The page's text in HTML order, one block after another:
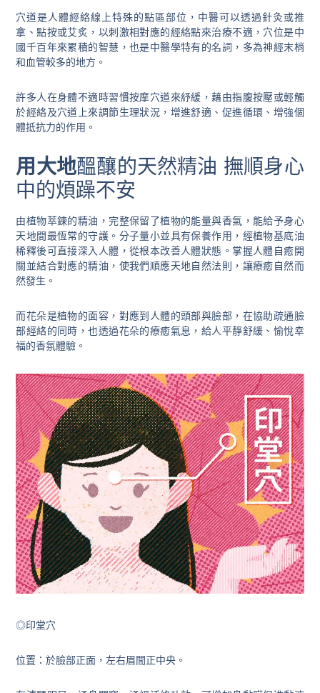
穴道是人體經絡線上特殊的點區部位，中醫可以透過針灸或推
拿、點按或艾炙，以刺激相對應的經絡點來治療不適，穴位是中
國千百年來累積的智慧，也是中醫學特有的名詞，多為神經末梢
和血管較多的地方。
許多人在身體不適時習慣按摩穴道來紓緩，藉由指腹按壓或輕觸
於經絡及穴道上來調節生理狀況，增進舒適、促進循環、增強個
體抵抗力的作用。
用大地醞釀的天然精油 撫順身心
中的煩躁不安
由植物萃鍊的精油，完整保留了植物的能量與香氣，能給予身心
天地間最恆常的守護。分子量小並具有保養作用，經植物基底油
稀釋後可直接深入人體，從根本改善人體狀態。掌握人體自癒開
關並結合對應的精油，使我們順應天地自然法則，讓療癒自然而
然發生。
而花朵是植物的面容，對應到人體的頭部與臉部，在協助疏通臉
部經絡的同時，也透過花朵的療癒氣息，給人平靜舒緩、愉悅幸
福的香氛體驗。
◎印堂穴
位置：於臉部正面，左右眉間正中央。